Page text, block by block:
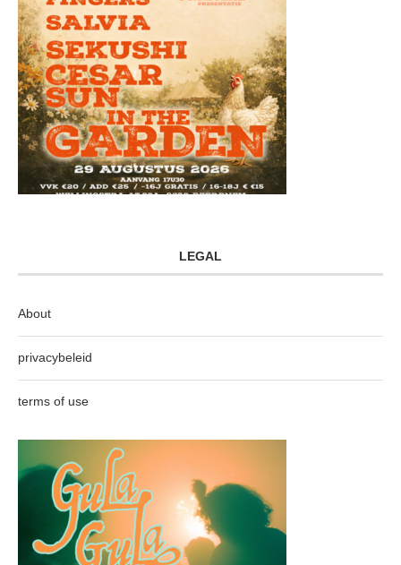
LEGAL
About
privacybeleid
terms of use